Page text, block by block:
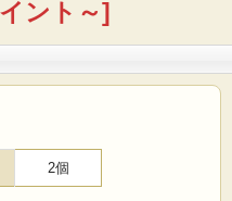
ント～]
2個